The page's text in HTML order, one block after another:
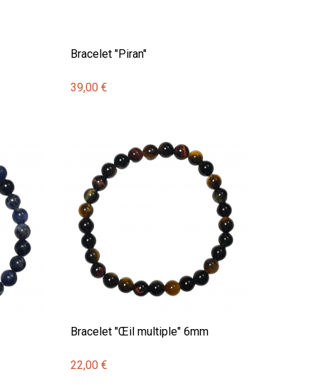
Bracelet "Piran"
39,00 €
Bracelet "Œil multiple" 6mm
22,00 €